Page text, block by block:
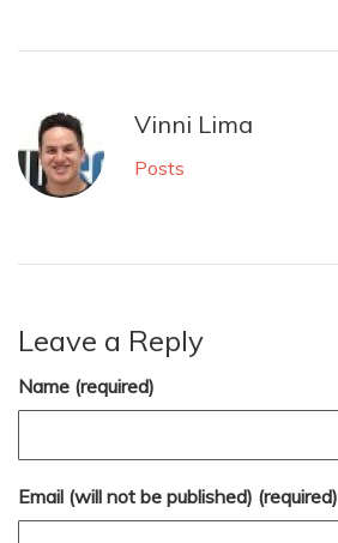
Vinni Lima
Posts
Leave a Reply
Name (required)
Email (will not be published) (required)